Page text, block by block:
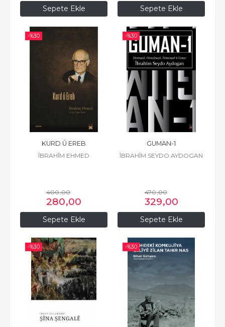
Sepete Ekle Sepete Ekle
-%30
Sepete Ekle
KURD Û EREB
ÎBRAHÎM EHMED
400,00
280,00
-%30
Sepete Ekle
GUMAN-1
ÎBRAHÎM SEYDO AYDOGAN
470,00
329,00
-%30 -%30